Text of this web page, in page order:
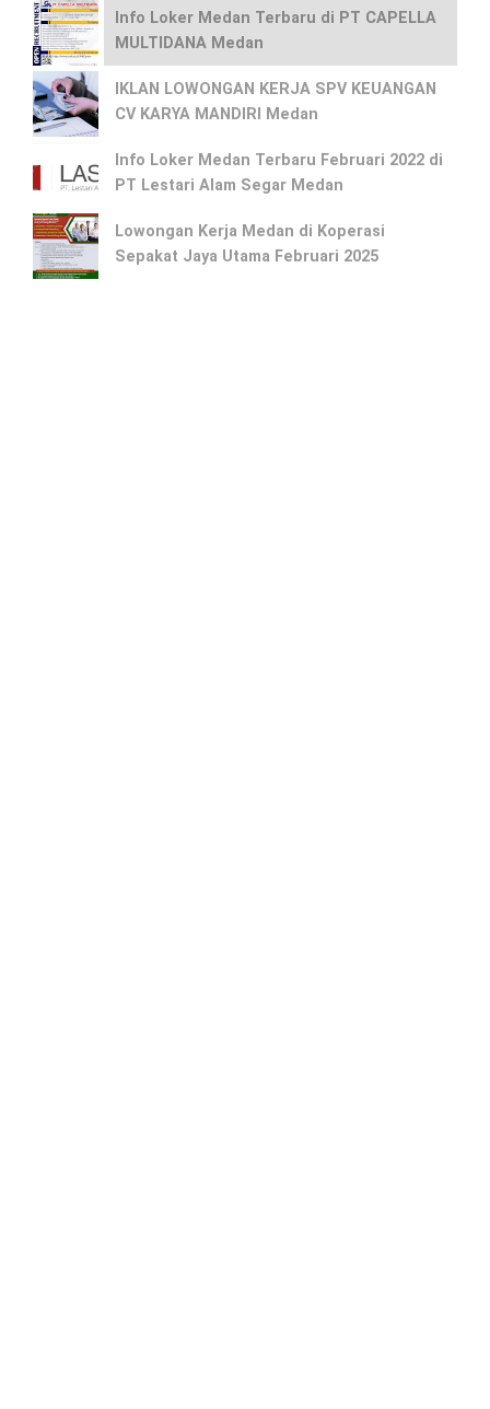
Info Loker Medan Terbaru di PT CAPELLA
MULTIDANA Medan
IKLAN LOWONGAN KERJA SPV KEUANGAN
CV KARYA MANDIRI Medan
Info Loker Medan Terbaru Februari 2022 di
PT Lestari Alam Segar Medan
Lowongan Kerja Medan di Koperasi
Sepakat Jaya Utama Februari 2025